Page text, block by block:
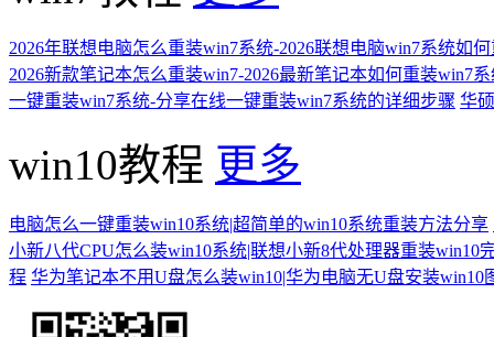
2026年联想电脑怎么重装win7系统-2026联想电脑win7系统如
2026新款笔记本怎么重装win7-2026最新笔记本如何重装win7
一键重装win7系统-分享在线一键重装win7系统的详细步骤 华
win10教程 更多
电脑怎么一键重装win10系统|超简单的win10系统重装方法分享
小新八代CPU怎么装win10系统|联想小新8代处理器重装win10
程 华为笔记本不用U盘怎么装win10|华为电脑无U盘安装win10